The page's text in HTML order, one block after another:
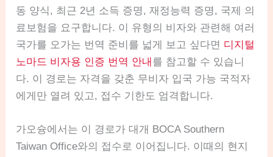
동 양식, 최근 2년 소득 증명, 재정능력 증명, 국제 의
료보험을 요구합니다. 이 유형의 비자와 관련해 여러
국가를 오가는 번역 준비를 넓게 보고 싶다면 디지털
노마드 비자용 인증 번역 안내 를 참고할 수 있습니
다. 이 경로는 자격을 갖춘 무비자 입국 가능 국적자
에게만 열려 있고, 접수 기한도 엄격합니다.
가오슝에서는 이 경로가 대개 BOCA Southern
Taiwan Office와의 접수로 이어집니다. 이때의 현지